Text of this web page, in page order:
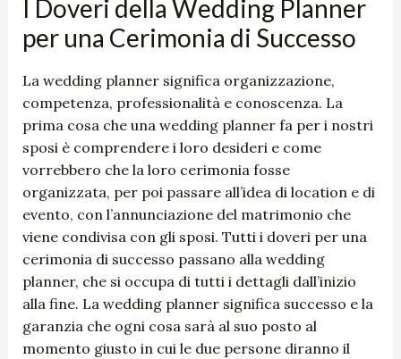
I Doveri della Wedding Planner
per una Cerimonia di Successo
La wedding planner significa organizzazione,
competenza, professionalità e conoscenza. La
prima cosa che una wedding planner fa per i nostri
sposi è comprendere i loro desideri e come
vorrebbero che la loro cerimonia fosse
organizzata, per poi passare all’idea di location e di
evento, con l’annunciazione del matrimonio che
viene condivisa con gli sposi. Tutti i doveri per una
cerimonia di successo passano alla wedding
planner, che si occupa di tutti i dettagli dall’inizio
alla fine. La wedding planner significa successo e la
garanzia che ogni cosa sarà al suo posto al
momento giusto in cui le due persone diranno il